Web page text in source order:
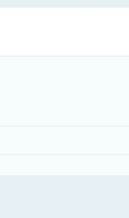
памяти, процессоров,